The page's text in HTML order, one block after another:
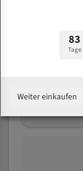
Konvex Meterware
83
Tage
Weiter einkaufen